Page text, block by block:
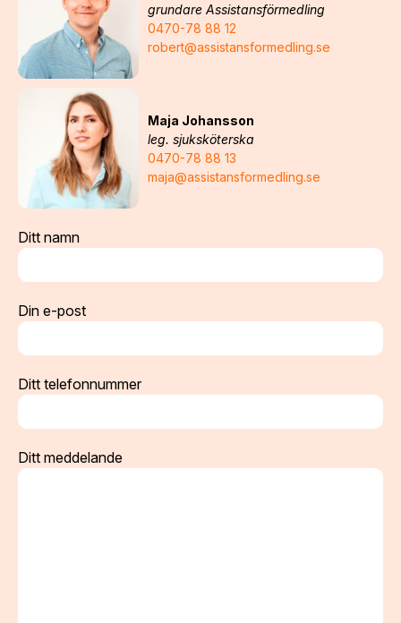
grundare Assistansförmedling
0470-78 88 12
robert@assistansformedling.se
Maja Johansson
leg. sjuksköterska
0470-78 88 13
maja@assistansformedling.se
Ditt namn
Din e-post
Ditt telefonnummer
Ditt meddelande